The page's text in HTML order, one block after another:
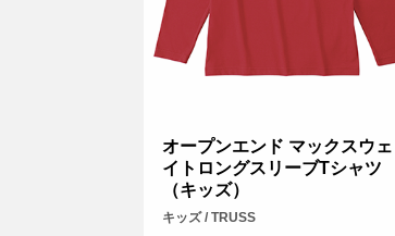
オープンエンド マックスウェ
イトロングスリーブTシャツ
（キッズ）
キッズ / TRUSS